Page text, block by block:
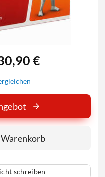
schreiben
€